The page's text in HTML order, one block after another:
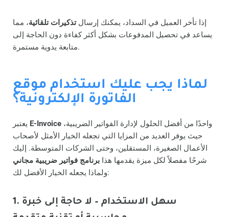
إذا تأخر العميل في السداد، يمكنك إرسالتذكيرات تلقائية، مما
يساعد في تحصيل المدفوعات بشكل أكثر كفاءة دون الحاجة إلى
متابعة يدوية مستمرة.
لماذا يجب عليك استخدام موقع
الفاتورة الإلكترونية؟
E-Invoice
حيث يوفر العديد من المزايا التي تجعله الخيار الأمثل لأصحاب
الأعمال الصغيرة، المستقلين، وحتى الشركات المتوسطة. إليك
شرحًا مفصلاً لكل ميزة يقدمها هذا برنامج فواتير ضريبية مجاني
ولماذا يجعله الخيار الأفضل لك:
1. سهل الاستخدام – لا حاجة إلى خبرة